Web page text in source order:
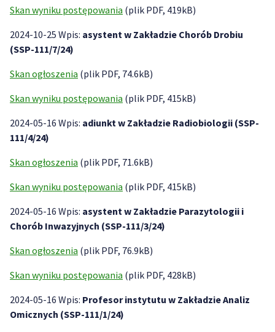
Skan wyniku postępowania (plik PDF, 419kB)
2024-10-25 Wpis: asystent w Zakładzie Chorób Drobiu
(SSP-111/7/24)
Skan ogłoszenia (plik PDF, 74.6kB)
Skan wyniku postępowania (plik PDF, 415kB)
2024-05-16 Wpis: adiunkt w Zakładzie Radiobiologii (SSP-
111/4/24)
Skan ogłoszenia (plik PDF, 71.6kB)
Skan wyniku postępowania (plik PDF, 415kB)
2024-05-16 Wpis: asystent w Zakładzie Parazytologii i
Chorób Inwazyjnych (SSP-111/3/24)
Skan ogłoszenia (plik PDF, 76.9kB)
Skan wyniku postępowania (plik PDF, 428kB)
2024-05-16 Wpis: Profesor instytutu w Zakładzie Analiz
Omicznych (SSP-111/1/24)